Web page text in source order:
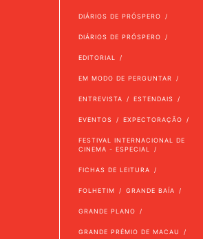
DIÁRIOS DE PRÓSPERO
DIÁRIOS DE PRÓSPERO
EDITORIAL
EM MODO DE PERGUNTAR
ENTREVISTA ESTENDAIS
EVENTOS EXPECTORAÇÃO
FESTIVAL INTERNACIONAL DE
CINEMA - ESPECIAL
FICHAS DE LEITURA
FOLHETIM GRANDE BAÍA
GRANDE PLANO
GRANDE PRÉMIO DE MACAU